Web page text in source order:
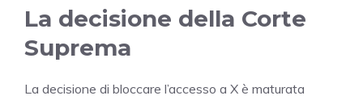
La decisione della Corte
Suprema
La decisione di bloccare l’accesso a X è maturata